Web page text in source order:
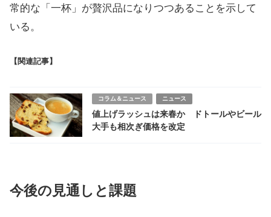
常的な「一杯」が贅沢品になりつつあることを示して
いる。
【関連記事】
コラム＆ニュース ニュース
値上げラッシュは来春か ドトールやビール
大手も相次ぎ価格を改定
今後の見通しと課題